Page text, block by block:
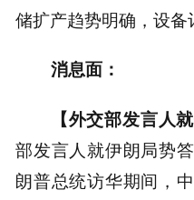
储扩产趋势明确，设备
消息面：
【外交部发言人
部发言人就伊朗局势
朗普总统访华期间，